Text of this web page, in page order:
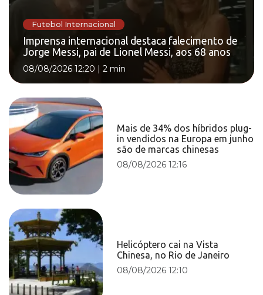
Futebol Internacional
Imprensa internacional destaca falecimento de
Jorge Messi, pai de Lionel Messi, aos 68 anos
08/08/2026 12:20 | 2 min
Mais de 34% dos híbridos plug-
in vendidos na Europa em junho
são de marcas chinesas
08/08/2026 12:16
Helicóptero cai na Vista
Chinesa, no Rio de Janeiro
08/08/2026 12:10